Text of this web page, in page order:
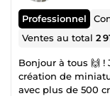
Professionnel
Ventes au total2
Bonjour à tous 🙌
création de
avec plus de 500